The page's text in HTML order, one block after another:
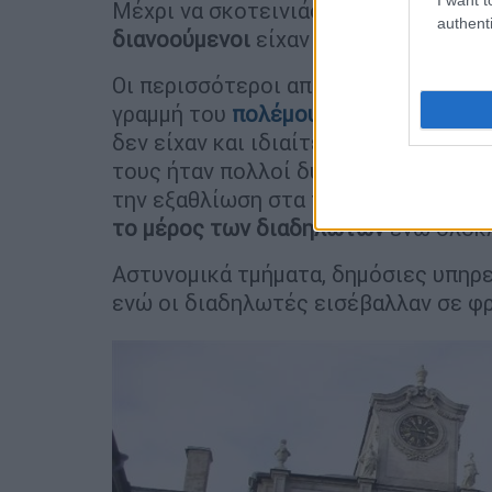
Μέχρι να σκοτεινιάσει,
100.000
διανοούμενοι είχαν βγει στους
Οι περισσότεροι από τους
γραμμή του πολέμου
και όσοι
δεν είχαν και ιδιαίτερη εκτίμηση
τους ήταν πολλοί δυσαρεστημένοι
την εξαθλίωση στα πεδία των μαχών,
το μέρος των διαδηλωτώνενώ
Αστυνομικά τμήματα, δημόσιες
ενώ οι διαδηλωτές εισέβαλλαν σε